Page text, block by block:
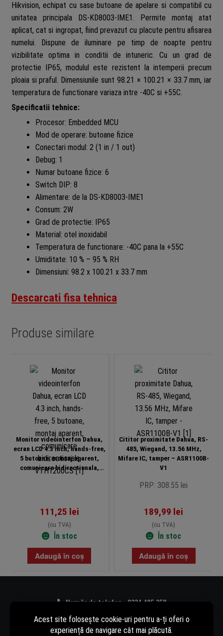
Hikvision, echipat cu sase butoane de apelare si compatibil cu
unitatea principala DS-KD8003-IME1. Permite montaj atat
aplicat, cat si ingropat, fiind prevazut cu placute pentru afisarea
numelui. Dispune de iluminare pe timp de noapte pentru
vizibilitate optima in conditii de intuneric. Cu un grad de
protectie IP65, modulul este rezistent la intemperii precum
ploaia si praful. Dimensiunile sunt 98.21 × 100.21 × 33.7 mm, iar
temperatura de functionare variaza intre -40C si +55C.
Specificatii tehnice:
Procesor: Embedded MCU
Mod de operare: butoane fizice
Conectari modul: 2 (1 in / 1 out)
Debug: 1
Numar butoane fizice: 6
Switch DIP: 8
Alimentare: de la DS-KD8003-IME1
Consum: 2W
Grad de protectie: IP65
Material: otel inoxidabil
Temperatura de functionare: -40C pana la +55C
Umiditate: 10 % – 95 % RH
Dimensiuni: 98.2 x 100.21 x 33.7 mm
Descarcati fisa tehnica
Produse similare
Monitor videointerfon Dahua,
ecran LCD 4.3 inch, hands-free,
5 butoane, montaj aparent,
comunicare bidirectionala,
VTH1200CS
111,25 lei
(cu TVA)
În stoc
Adaugă în coș
Cititor proximitate Dahua, RS-
485, Wiegand, 13.56 MHz,
Mifare IC, tamper – ASR1100B-
V1
PRP: 308.55 lei
189,99 lei
(cu TVA)
În stoc
Adaugă în coș
Număr de telefon - 0334.405.358
Adresă de e-mail - vanzari@rovision.ro